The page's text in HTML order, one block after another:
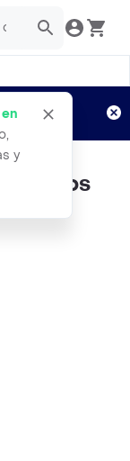
y
TyC
Rojos